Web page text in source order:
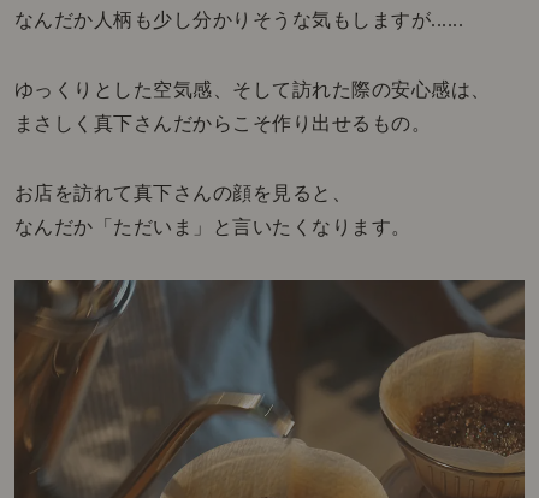
なんだか人柄も少し分かりそうな気もしますが......
ゆっくりとした空気感、そして訪れた際の安心感は、
まさしく真下さんだからこそ作り出せるもの。
お店を訪れて真下さんの顔を見ると、
なんだか「ただいま」と言いたくなります。